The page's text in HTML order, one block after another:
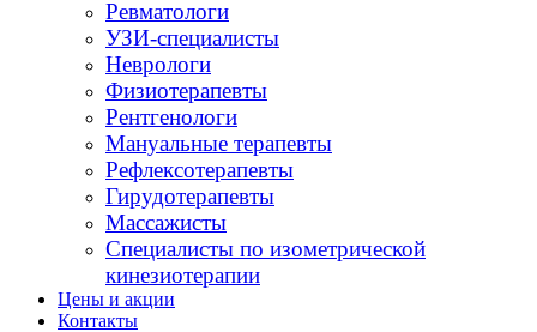
Ревматологи
УЗИ-специалисты
Неврологи
Физиотерапевты
Рентгенологи
Мануальные терапевты
Рефлексотерапевты
Гирудотерапевты
Массажисты
Специалисты по изометрической
кинезиотерапии
Цены и акции
Контакты